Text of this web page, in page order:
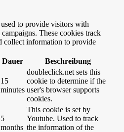
to provide visitors with
These cookies track
collect information to provide
Dauer Beschreibung
15
minutes
doubleclick.net sets this
cookie to determine if the
user's browser supports
cookies.
5
months
This cookie is set by
Youtube. Used to track
the information of the